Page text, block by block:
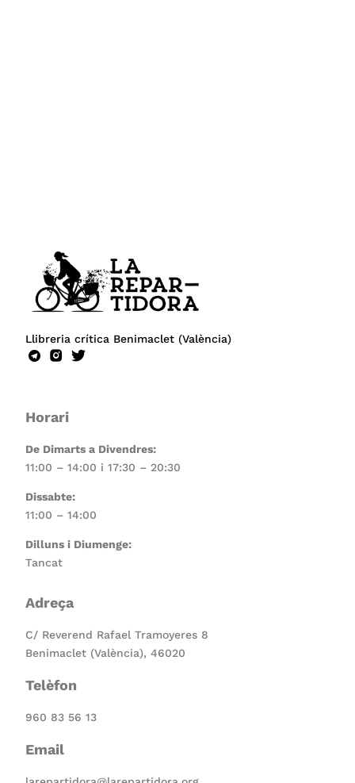
Llibreria crítica Benimaclet (València)
Horari
De Dimarts a Divendres:
11:00 – 14:00 i 17:30 – 20:30
Dissabte:
11:00 – 14:00
Dilluns i Diumenge:
Tancat
Adreça
C/ Reverend Rafael Tramoyeres 8
Benimaclet (València), 46020
Telèfon
960 83 56 13
Email